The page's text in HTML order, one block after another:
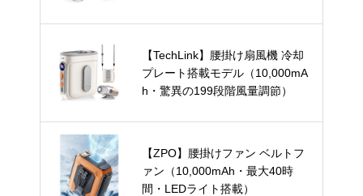
【TechLink】腰掛け扇風機 冷却
プレート搭載モデル（10,000mA
h・驚異の199段階風量調節）
【ZPO】腰掛けファン ベルトフ
ァン（10,000mAh・最大40時
間・LEDライト搭載）